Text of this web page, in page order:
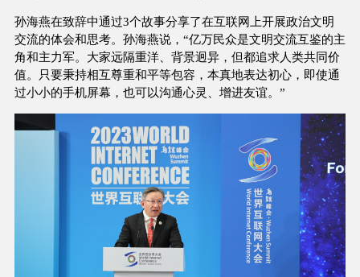
孙海燕在致辞中通过3个故事分享了在互联网上开展政治文明
交流的体会和思考。孙海燕说，“亿万民众是文明交流互鉴的主
角和主力军。大家远隔重洋、背景迥异，但都追求人类共同价
值。只要秉持相互尊重和平等包容，本真地表达初心，即使通
过小小的手机屏幕，也可以沟通心灵、增进友谊。”